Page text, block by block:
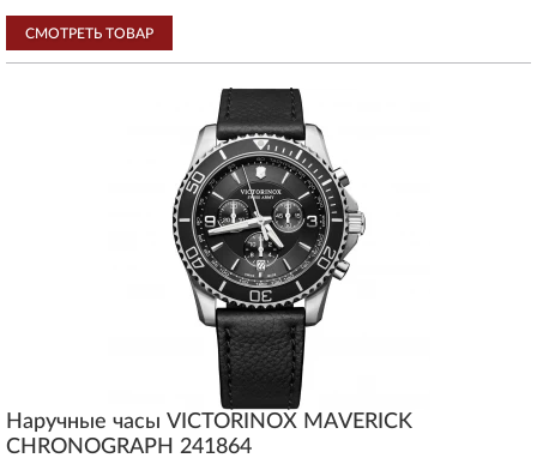
СМОТРЕТЬ ТОВАР
Наручные часы VICTORINOX MAVERICK
CHRONOGRAPH 241864